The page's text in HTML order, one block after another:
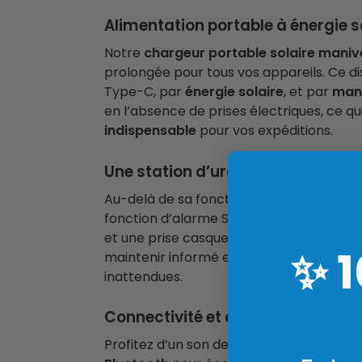
Alimentation portable à énergie
Notre chargeur portable solaire
prolongée pour tous vos appareils. Ce
Type-C, par énergie solaire, et par
en l’absence de prises électriques, ce
indispensable pour vos expéditions.
Une station d’urgence
Au-delà de sa fonction de chargeur,
fonction d’alarme SOS, une lampe de
et une prise casque. Cette
maintenir informé et en sécurité en
inattendues.
Connectivité et divertissement
Profitez d’un son de haute qualité
✨